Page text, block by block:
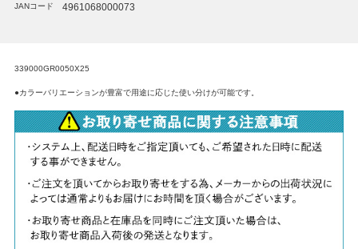
JANコード 4961068000073
339000GR0050X25
●カラーバリエーションが豊富で用途に応じた使い分けが可能です。